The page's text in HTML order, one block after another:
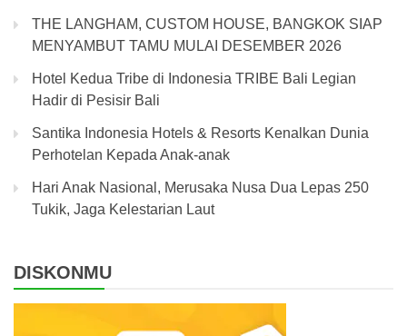
THE LANGHAM, CUSTOM HOUSE, BANGKOK SIAP
MENYAMBUT TAMU MULAI DESEMBER 2026
Hotel Kedua Tribe di Indonesia TRIBE Bali Legian
Hadir di Pesisir Bali
Santika Indonesia Hotels & Resorts Kenalkan Dunia
Perhotelan Kepada Anak-anak
Hari Anak Nasional, Merusaka Nusa Dua Lepas 250
Tukik, Jaga Kelestarian Laut
DISKONMU